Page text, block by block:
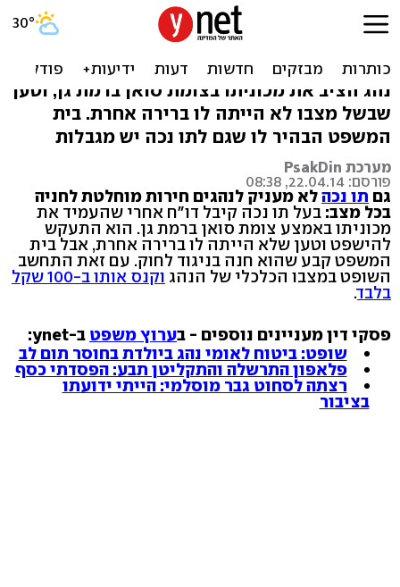
למרות תו נכה: הנהג הורשע
בעבירת חניה
נהג הציב את מכוניתו בצומת סואן ברמת גן, וטען
שבשל מצבו לא הייתה לו ברירה אחרת. בית
המשפט הבהיר לו שגם לתו נכה יש מגבלות
מערכת PsakDin
פורסם: 22.04.14, 08:38
גם תו נכהלא מעניק לנהגים חירות מוחלטת לחניה
בכל מצב: בעל תו נכה קיבל דו"ח אחרי שהעמיד את
מכוניתו באמצע צומת סואן ברמת גן. הוא התעקש
להישפט וטען שלא הייתה לו ברירה אחרת, אבל בית
המשפט קבע שהוא חנה בניגוד לחוק. עם זאת התחשב
השופט במצבו הכלכלי של הנהג וקנס אותו ב-100 שקל
בלבד.
פסקי דין מעניינים נוספים - בערוץ משפט ב-ynet:
שופט: ביטוח לאומי נהג ביולדת בחוסר תום לב
פלאפון התרשלה והתקליטן תבע: הפסדתי כסף
רצתה לסחוט גבר מוסלמי: הייתי ידועתו
בציבור